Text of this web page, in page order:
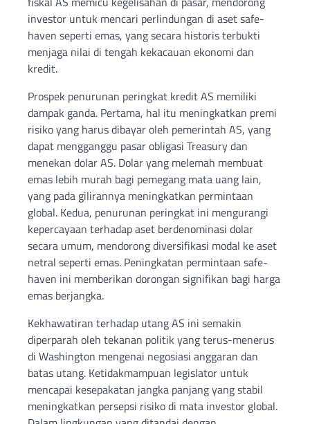
investor untuk mencari perlindungan di aset safe-
haven seperti emas, yang secara historis terbukti
menjaga nilai di tengah kekacauan ekonomi dan
kredit.
Prospek penurunan peringkat kredit AS memiliki
dampak ganda. Pertama, hal itu meningkatkan premi
risiko yang harus dibayar oleh pemerintah AS, yang
dapat mengganggu pasar obligasi Treasury dan
menekan dolar AS. Dolar yang melemah membuat
emas lebih murah bagi pemegang mata uang lain,
yang pada gilirannya meningkatkan permintaan
global. Kedua, penurunan peringkat ini mengurangi
kepercayaan terhadap aset berdenominasi dolar
secara umum, mendorong diversifikasi modal ke aset
netral seperti emas. Peningkatan permintaan safe-
haven ini memberikan dorongan signifikan bagi harga
emas berjangka.
Kekhawatiran terhadap utang AS ini semakin
diperparah oleh tekanan politik yang terus-menerus
di Washington mengenai negosiasi anggaran dan
batas utang. Ketidakmampuan legislator untuk
mencapai kesepakatan jangka panjang yang stabil
meningkatkan persepsi risiko di mata investor global.